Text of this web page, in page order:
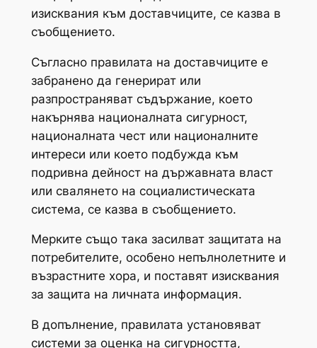
изисквания към доставчиците, се казва в
съобщението.
Съгласно правилата на доставчиците е
забранено да генерират или
разпространяват съдържание, което
накърнява националната сигурност,
националната чест или националните
интереси или което подбужда към
подривна дейност на държавната власт
или свалянето на социалистическата
система, се казва в съобщението.
Мерките също така засилват защитата на
потребителите, особено непълнолетните и
възрастните хора, и поставят изисквания
за защита на личната информация.
В допълнение, правилата установяват
системи за оценка на сигурността,